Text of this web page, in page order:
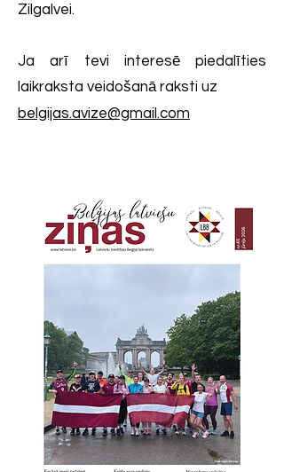
Zilgalvei.
Ja arī tevi interesē piedalīties
laikraksta veidošanā raksti uz
belgijas.avize@gmail.com